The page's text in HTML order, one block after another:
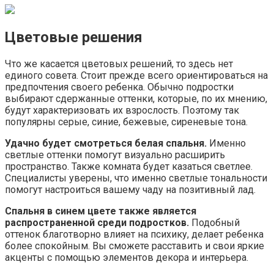
Цветовые решения
Что же касается цветовых решений, то здесь нет
единого совета. Стоит прежде всего ориентироваться на
предпочтения своего ребенка. Обычно подростки
выбирают сдержанные оттенки, которые, по их мнению,
будут характеризовать их взрослость. Поэтому так
популярны серые, синие, бежевые, сиреневые тона.
Удачно будет смотреться белая спальня. Именно
светлые оттенки помогут визуально расширить
пространство. Также комната будет казаться светлее.
Специалисты уверены, что именно светлые тональности
помогут настроиться вашему чаду на позитивный лад.
Спальня в синем цвете также является
распространенной среди подростков. Подобный
оттенок благотворно влияет на психику, делает ребенка
более спокойным. Вы сможете расставить и свои яркие
акценты с помощью элементов декора и интерьера.